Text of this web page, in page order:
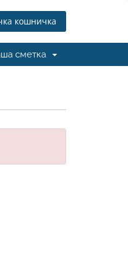
кошничка
сметка